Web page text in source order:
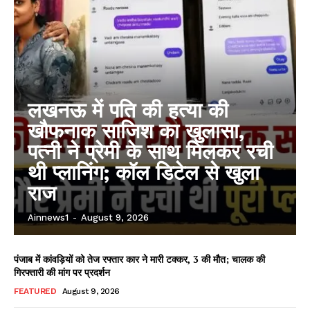
लखनऊ में पति की हत्या की
खौफनाक साजिश का खुलासा,
पत्नी ने प्रेमी के साथ मिलकर रची
थी प्लानिंग; कॉल डिटेल से खुला
राज
Ainnews1 - August 9, 2026
पंजाब में कांवड़ियों को तेज रफ्तार कार ने मारी टक्कर, 3 की मौत; चालक की
गिरफ्तारी की मांग पर प्रदर्शन
FEATURED August 9, 2026